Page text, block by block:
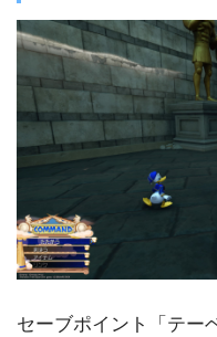
セーブポイント「テー